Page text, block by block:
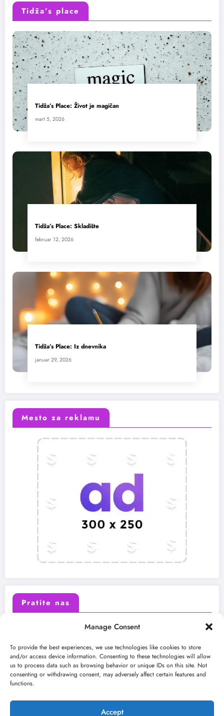
Manage Consent
To provide the best experiences, we use technologies like cookies to store
and/or access device information. Consenting to these technologies will allow
us to process data such as browsing behavior or unique IDs on this site. Not
consenting or withdrawing consent, may adversely affect certain features and
functions.
Accept
Tidža’s place
Tidža’s Place: Život je magičan
mart 5, 2026
Tidža’s Place: Skladište
februar 12, 2026
Tidža’s Place: Iz dnevnika
januar 29, 2026
Mesto za reklamu
Pratite nas
Instagram Youtube